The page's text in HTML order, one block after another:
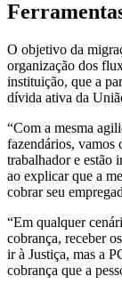
O objetivo da
organização dos
instituição, que a
dívida ativa da
“Com a mesma
fazendários, vamos
trabalhador e estão
ao explicar que a
cobrar seu
“Em qualquer
cobrança, receber
ir à Justiça, mas a
cobrança que a